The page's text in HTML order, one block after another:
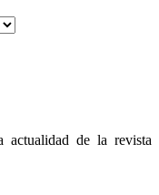
actualidad de la revista